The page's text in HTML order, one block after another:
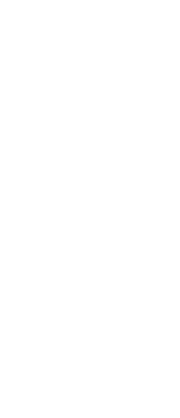
県のバー検索
県のバー検索
県のバー検索